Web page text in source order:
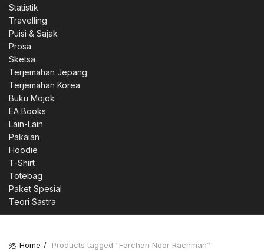
Statistik
Travelling
Puisi & Sajak
Prosa
Sketsa
Terjemahan Jepang
Terjemahan Korea
Buku Mojok
EA Books
Lain-Lain
Pakaian
Hoodie
T-Shirt
Totebag
Paket Spesial
Teori Sastra
Home Products tagged “Farchan Noor Rachman”